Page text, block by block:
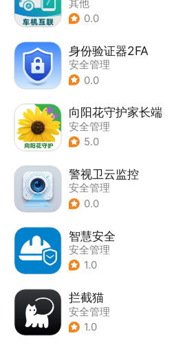
其他
0.0
身份验证器2FA
安全管理
0.0
向阳花守护家长端
安全管理
5.0
警视卫云监控
安全管理
0.0
智慧安全
安全管理
1.0
拦截猫
安全管理
1.0